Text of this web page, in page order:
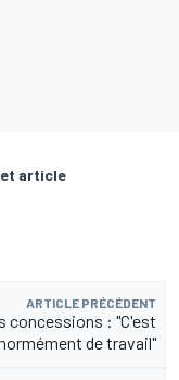
article
ARTICLE PRÉCÉDENT
concessions : "C'est
de travail"